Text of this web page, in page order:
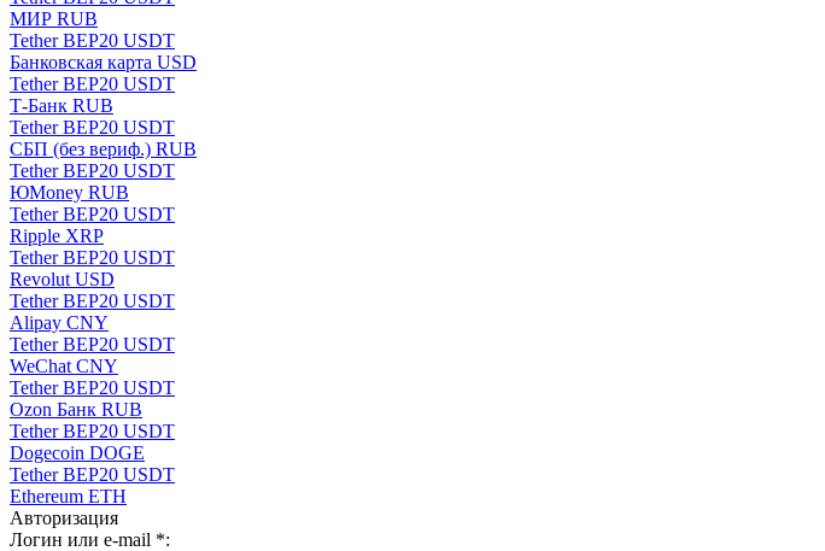
МИР RUB
Tether BEP20 USDT
Банковская карта USD
Tether BEP20 USDT
Т-Банк RUB
Tether BEP20 USDT
СБП (без вериф.) RUB
Tether BEP20 USDT
ЮMoney RUB
Tether BEP20 USDT
Ripple XRP
Tether BEP20 USDT
Revolut USD
Tether BEP20 USDT
Alipay CNY
Tether BEP20 USDT
WeChat CNY
Tether BEP20 USDT
Ozon Банк RUB
Tether BEP20 USDT
Dogecoin DOGE
Tether BEP20 USDT
Ethereum ETH
Авторизация
Логин или e-mail *: